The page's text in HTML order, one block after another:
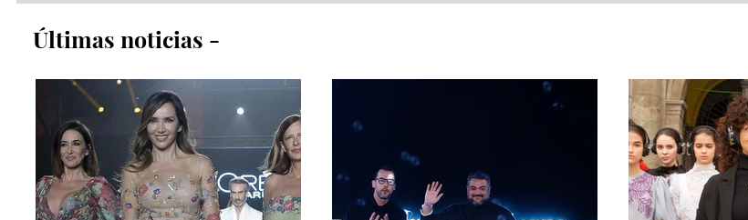
​Últimas noticias​ -